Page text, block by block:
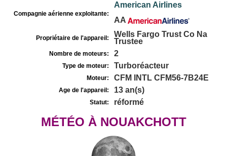
Compagnie aérienne exploitante:
American Airlines
AA
Propriétaire de l'appareil:
Wells Fargo Trust Co Na
Trustee
Nombre de moteurs: 2
Type de moteur: Turboréacteur
Moteur: CFM INTL CFM56-7B24E
Age de l'appareil: 13 an(s)
Statut: réformé
MÉTÉO À NOUAKCHOTT